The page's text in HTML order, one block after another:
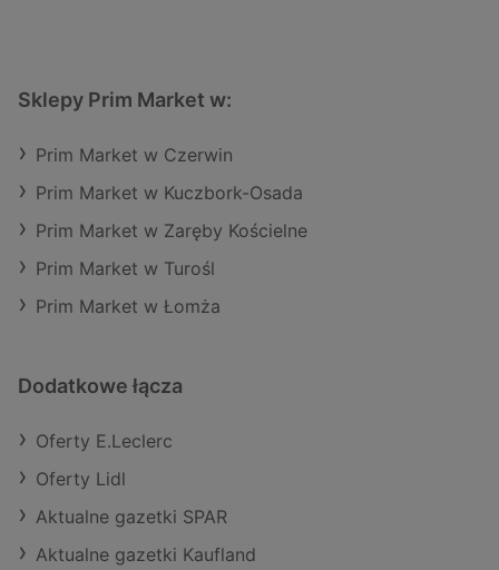
Sklepy Prim Market w:
Prim Market w Czerwin
Prim Market w Kuczbork-Osada
Prim Market w Zaręby Kościelne
Prim Market w Turośl
Prim Market w Łomża
Dodatkowe łącza
Oferty E.Leclerc
Oferty Lidl
Aktualne gazetki SPAR
Aktualne gazetki Kaufland